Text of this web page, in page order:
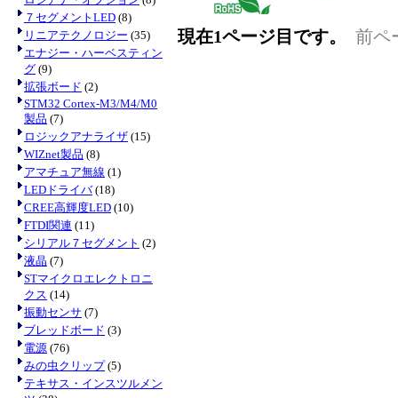
７セグメントLED (8)
リニアテクノロジー (35)
エナジー・ハーベスティン
グ (9)
拡張ボード (2)
STM32 Cortex-M3/M4/M0
製品 (7)
ロジックアナライザ (15)
WIZnet製品 (8)
アマチュア無線 (1)
LEDドライバ(18)
CREE高輝度LED (10)
FTDI関連 (11)
シリアル７セグメント (2)
液晶 (7)
STマイクロエレクトロニ
クス (14)
振動センサ (7)
ブレッドボード (3)
電源 (76)
みの虫クリップ(5)
テキサス・インスツルメン
現在1ページ目です。 前ペ